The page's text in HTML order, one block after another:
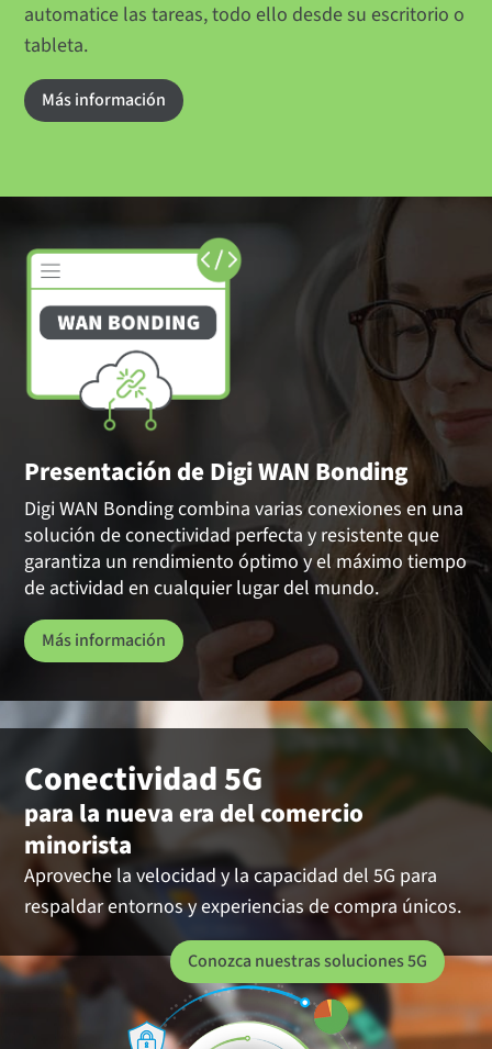
automatice las tareas, todo ello desde su escritorio o
tableta.
Más información
Presentación de Digi WAN Bonding
Digi WAN Bonding combina varias conexiones en una
solución de conectividad perfecta y resistente que
garantiza un rendimiento óptimo y el máximo tiempo
de actividad en cualquier lugar del mundo.
Más información
Conectividad 5G
para la nueva era del comercio
minorista
Aproveche la velocidad y la capacidad del 5G para
respaldar entornos y experiencias de compra únicos.
Conozca nuestras soluciones 5G